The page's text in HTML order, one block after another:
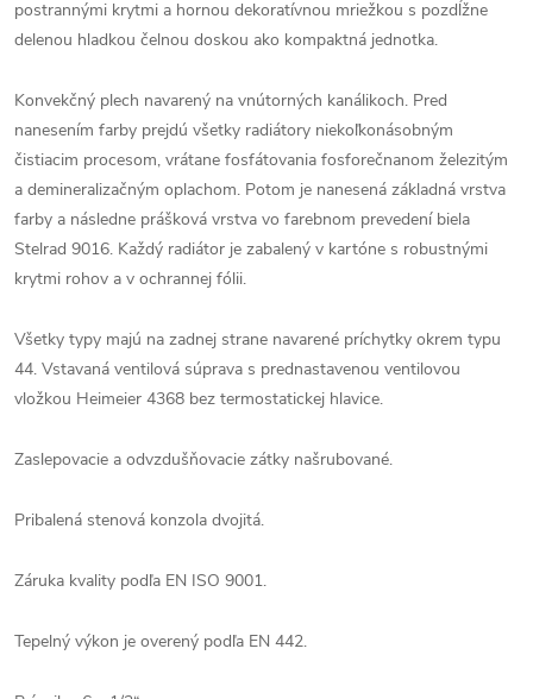
postrannými krytmi a hornou dekoratívnou mriežkou s pozdĺžne
delenou hladkou čelnou doskou ako kompaktná jednotka.
Konvekčný plech navarený na vnútorných kanálikoch. Pred
nanesením farby prejdú všetky radiátory niekoľkonásobným
čistiacim procesom, vrátane fosfátovania fosforečnanom železitým
a demineralizačným oplachom. Potom je nanesená základná vrstva
farby a následne prášková vrstva vo farebnom prevedení biela
Stelrad 9016. Každý radiátor je zabalený v kartóne s robustnými
krytmi rohov a v ochrannej fólii.
Všetky typy majú na zadnej strane navarené príchytky okrem typu
44. Vstavaná ventilová súprava s prednastavenou ventilovou
vložkou Heimeier 4368 bez termostatickej hlavice.
Zaslepovacie a odvzdušňovacie zátky našrubované.
Pribalená stenová konzola dvojitá.
Záruka kvality podľa EN ISO 9001.
Tepelný výkon je overený podľa EN 442.